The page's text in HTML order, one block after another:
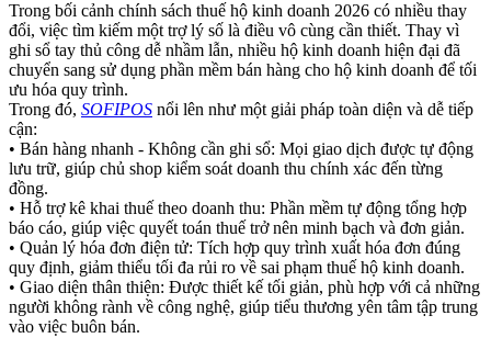
Trong bối cảnh chính sách thuế hộ kinh doanh 2026 có nhiều thay
đổi, việc tìm kiếm một trợ lý số là điều vô cùng cần thiết. Thay vì
ghi sổ tay thủ công dễ nhầm lẫn, nhiều hộ kinh doanh hiện đại đã
chuyển sang sử dụng phần mềm bán hàng cho hộ kinh doanh để tối
ưu hóa quy trình.
Trong đó, SOFIPOS nổi lên như một giải pháp toàn diện và dễ tiếp
cận:
• Bán hàng nhanh - Không cần ghi sổ: Mọi giao dịch được tự động
lưu trữ, giúp chủ shop kiểm soát doanh thu chính xác đến từng
đồng.
• Hỗ trợ kê khai thuế theo doanh thu: Phần mềm tự động tổng hợp
báo cáo, giúp việc quyết toán thuế trở nên minh bạch và đơn giản.
• Quản lý hóa đơn điện tử: Tích hợp quy trình xuất hóa đơn đúng
quy định, giảm thiểu tối đa rủi ro về sai phạm thuế hộ kinh doanh.
• Giao diện thân thiện: Được thiết kế tối giản, phù hợp với cả những
người không rành về công nghệ, giúp tiểu thương yên tâm tập trung
vào việc buôn bán.